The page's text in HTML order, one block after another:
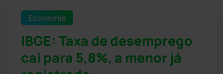
Economia
IBGE: Taxa de desemprego
cai para 5,8%, a menor já